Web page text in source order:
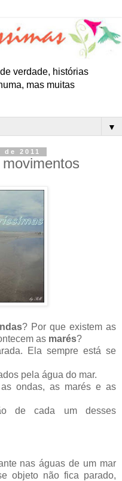
verdade, histórias
mas muitas
▼
2011
? Por que existem as
as marés?
Ela sempre está se
pela água do mar.
ondas, as marés e as
de cada um desses
nas águas de um mar
objeto não fica parado,